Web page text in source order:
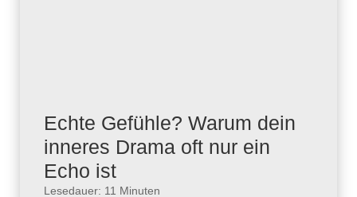
Echte Gefühle? Warum dein
inneres Drama oft nur ein
Echo ist
Lesedauer: 11 Minuten